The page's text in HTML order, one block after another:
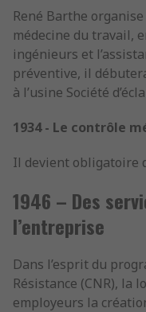
René Barthe
médecine du travail,
ingénieurs et
préventive, il
à l’usine Société
1934 - Le contrôle
Il devient obligatoire
1946 – Des
l’entreprise
Dans l’esprit du
Résistance (CNR), la
employeurs la